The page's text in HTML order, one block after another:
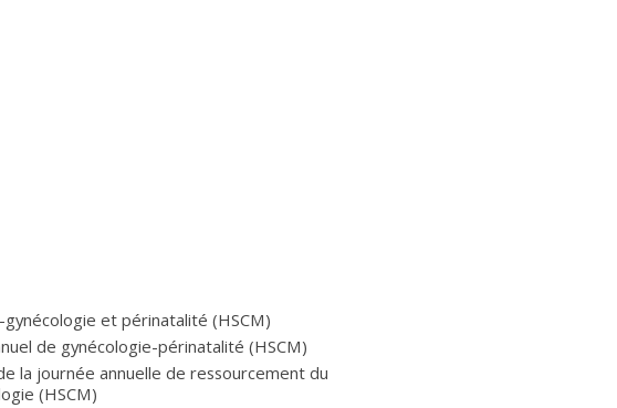
et périnatalité (HSCM)
de gynécologie-périnatalité (HSCM)
la journée annuelle de ressourcement du
(HSCM)